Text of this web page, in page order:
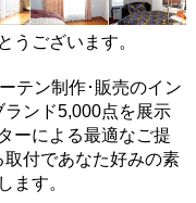
うございます。
テン制作･販売のイン
ンド5,000点を展示
ーによる最適なご提
付であなた好みの素
ます。